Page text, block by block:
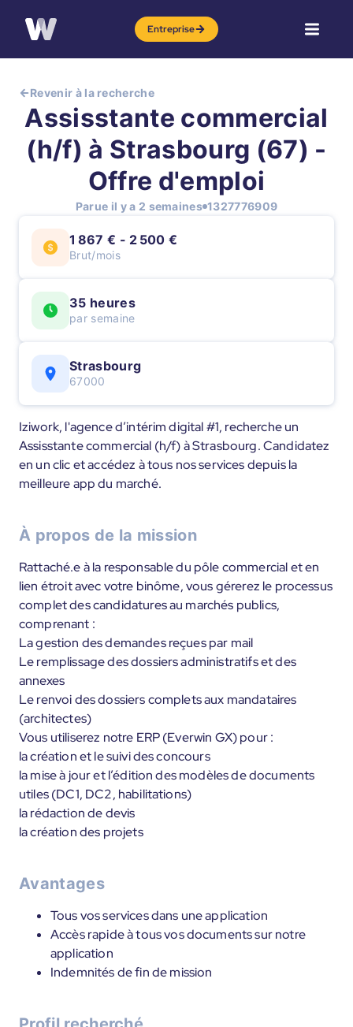
Entreprise
Revenir à la recherche
Assisstante commercial
(h/f) à Strasbourg (67) -
Offre d'emploi
Parue il y a 2 semaines 1327776909
1 867 € - 2 500 €
Brut/mois
35 heures
par semaine
Strasbourg
67000
Iziwork, l'agence d’intérim digital #1, recherche un
Assisstante commercial (h/f) à Strasbourg. Candidatez
en un clic et accédez à tous nos services depuis la
meilleure app du marché.
À propos de la mission
Rattaché.e à la responsable du pôle commercial et en
lien étroit avec votre binôme, vous gérerez le processus
complet des candidatures au marchés publics,
comprenant :
La gestion des demandes reçues par mail
Le remplissage des dossiers administratifs et des
annexes
Le renvoi des dossiers complets aux mandataires
(architectes)
Vous utiliserez notre ERP (Everwin GX) pour :
la création et le suivi des concours
la mise à jour et l’édition des modèles de documents
utiles (DC1, DC2, habilitations)
la rédaction de devis
la création des projets
Avantages
Tous vos services dans une application
Accès rapide à tous vos documents sur notre
application
Indemnités de fin de mission